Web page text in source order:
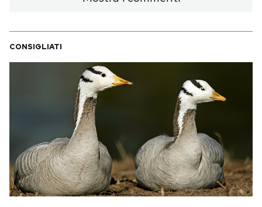
CONSIGLIATI